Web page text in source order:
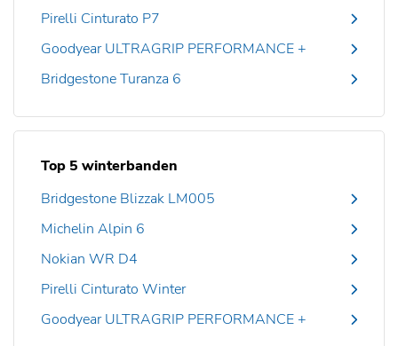
Pirelli Cinturato P7
Goodyear ULTRAGRIP PERFORMANCE +
Bridgestone Turanza 6
Top 5 winterbanden
Bridgestone Blizzak LM005
Michelin Alpin 6
Nokian WR D4
Pirelli Cinturato Winter
Goodyear ULTRAGRIP PERFORMANCE +